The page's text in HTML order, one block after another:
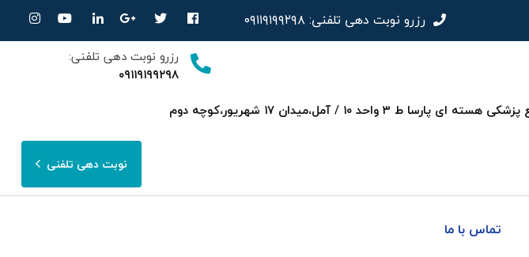
رزرو نوبت دهی تلفنی:۰۹۱۱۹۱۹۹۲۹۸
رزرو نوبت دهی تلفنی:
۰۹۱۱۹۱۹۹۲۹۸
ساری،بلوار امیرمازندرانی روبرویی داروخانه‌ دکتر صحرایی مجتمع پزشکی هسته ای پارسا ط ۳ واحد ۱۰ / آمل،میدان ۱۷ شهریور،کوچه دوم
نوبت دهی تلفنی
تماس با ما